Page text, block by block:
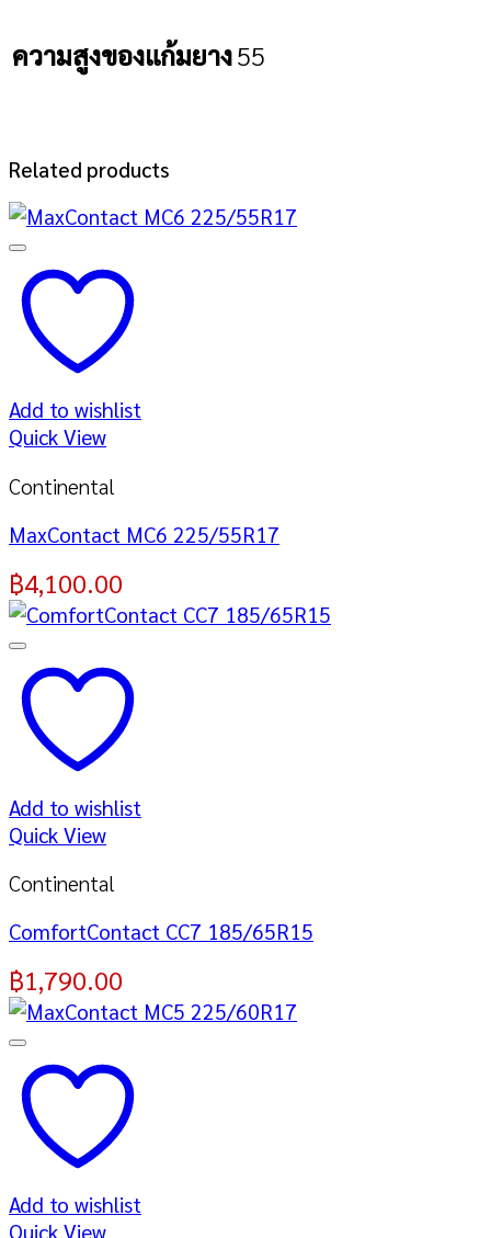
ความสูงของแก้มยาง55
Related products
Add to wishlist
Quick View
Continental
MaxContact MC6 225/55R17
฿4,100.00
Add to wishlist
Quick View
Continental
ComfortContact CC7 185/65R15
฿1,790.00
Add to wishlist
Quick View